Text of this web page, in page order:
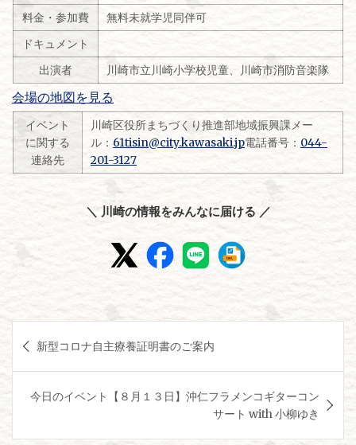
料金・参加費
無料未就学児同伴可
ドキュメント
出演者
川崎市立川崎小学校児童、川崎市消防音楽隊
会場の地図を見る
イベント
に関する
連絡先
川崎区役所まちづくり推進部地域振興課メー
ル： 61tisin@city.kawasaki.jp電話番号：044-
201-3127
＼ 川崎の情報をみんなに届ける ／
稿
ビ
ゲ
新型コロナ自主療養証明書のご案内
今日のイベント【８月１３日】沖仁フラメンコギターコン
サート with 小柳ゆき